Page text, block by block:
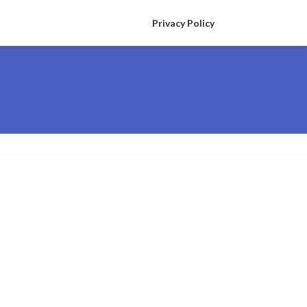
Privacy Policy